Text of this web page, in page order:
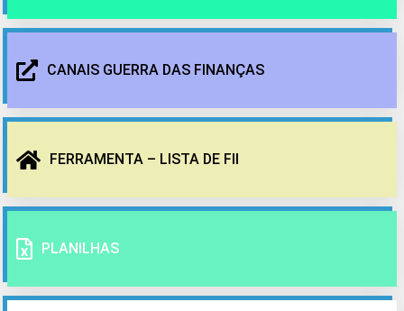
CANAIS GUERRA DAS FINANÇAS
FERRAMENTA – LISTA DE FII
PLANILHAS